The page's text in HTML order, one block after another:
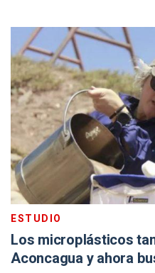
ESTUDIO
Los microplásticos
Aconcagua y ahora